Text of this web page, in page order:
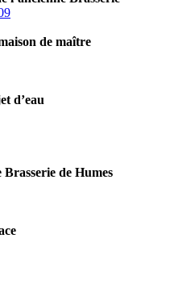
de maître
d’eau
de Humes